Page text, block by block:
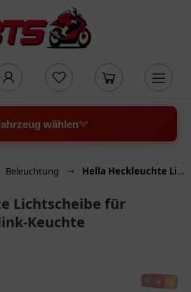
wählen
Beleuchtung Hella Heckleuchte Lichtscheibe für Schluss-Brems-Blink-Keuchte
Lichtscheibe für
Keuchte